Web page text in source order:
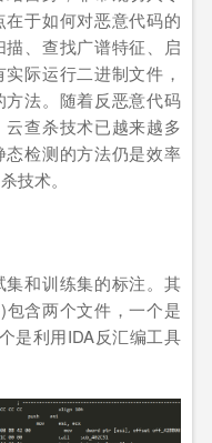
于如何对恶意代码的
、查找广谱特征、启
际运行二进制文件，
法。随着反恶意代码
查杀技术已越来越多
检测的方法仍是效率
技术。
和训练集的标注。其
含两个文件，一个是
是利用IDA反汇编工具